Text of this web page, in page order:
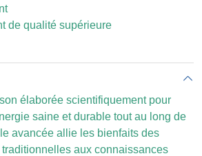
de qualité supérieure
élaborée scientifiquement pour
saine et durable tout au long de
avancée allie les bienfaits des
aux connaissances